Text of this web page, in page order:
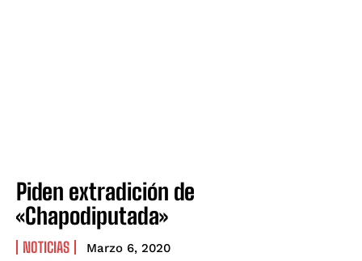
Piden extradición de
«Chapodiputada»
NOTICIAS Marzo 6, 2020